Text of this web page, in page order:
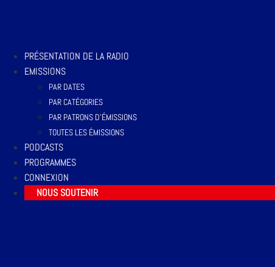
PRÉSENTATION DE LA RADIO
EMISSIONS
PAR DATES
PAR CATÉGORIES
PAR PATRONS D’ÉMISSIONS
TOUTES LES ÉMISSIONS
PODCASTS
PROGRAMMES
CONNEXION
NOUS SOUTENIR